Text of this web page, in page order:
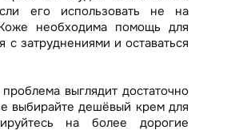
его использовать не на
необходима помощь для
с затруднениями и оставаться
выглядит достаточно
выбирайте дешёвый крем для
на более дорогие